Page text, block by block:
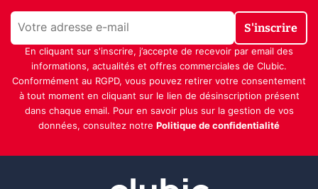
S'inscrire
En cliquant sur s'inscrire, j’accepte de recevoir par email des
informations, actualités et offres commerciales de Clubic.
Conformément au RGPD, vous pouvez retirer votre consentement
à tout moment en cliquant sur le lien de désinscription présent
dans chaque email. Pour en savoir plus sur la gestion de vos
données, consultez notre Politique de confidentialité